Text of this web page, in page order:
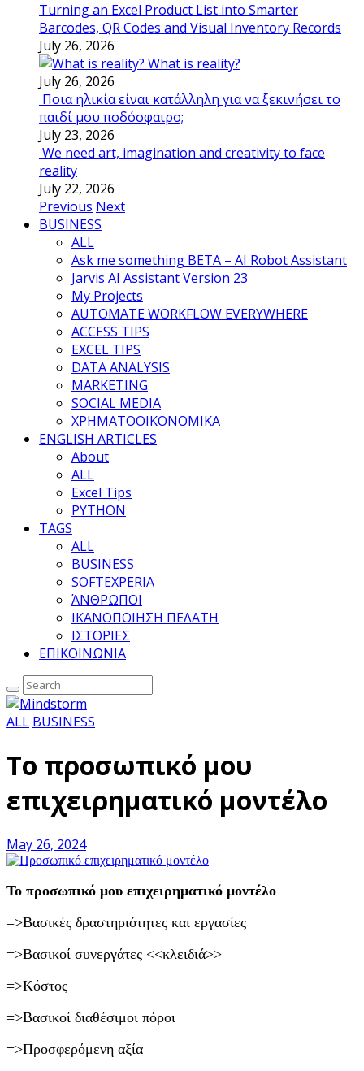
Turning an Excel Product List into Smarter
Barcodes, QR Codes and Visual Inventory Records
July 26, 2026
What is reality?
July 26, 2026
Ποια ηλικία είναι κατάλληλη για να ξεκινήσει το
παιδί μου ποδόσφαιρο;
July 23, 2026
We need art, imagination and creativity to face
reality
July 22, 2026
Previous Next
BUSINESS
ALL
Ask me something BETA – AI Robot Assistant
Jarvis AI Assistant Version 23
My Projects
AUTOMATE WORKFLOW EVERYWHERE
ACCESS TIPS
EXCEL TIPS
DATA ANALYSIS
MARKETING
SOCIAL MEDIA
ΧΡΗΜΑΤΟΟΙΚΟΝΟΜΙΚΑ
ENGLISH ARTICLES
About
ALL
Excel Tips
PYTHON
TAGS
ALL
BUSINESS
SOFTEXPERIA
ΆΝΘΡΩΠΟΙ
ΙΚΑΝΟΠΟΙΗΣΗ ΠΕΛΑΤΗ
ΙΣΤΟΡΙΕΣ
ΕΠΙΚΟΙΝΩΝΙΑ
ALL BUSINESS
Το προσωπικό μου
επιχειρηματικό μοντέλο
May 26, 2024
Το προσωπικό μου επιχειρηματικό μοντέλο
=>Βασικές δραστηριότητες και εργασίες
=>Βασικοί συνεργάτες <<κλειδιά>>
=>Κόστος
=>Βασικοί διαθέσιμοι πόροι
=>Προσφερόμενη αξία